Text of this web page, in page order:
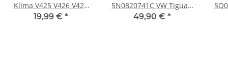
Klima V425 V426 V428
5Q0907511L VW Audi
19,99 € *
5N0820741C VW Tiguan
5N 2,0 TSI
49,90 € *